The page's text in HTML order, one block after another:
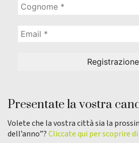
Presentate la vostra
Volete che la vostra città sia la
dell’anno”?Cliccate qui per scoprire